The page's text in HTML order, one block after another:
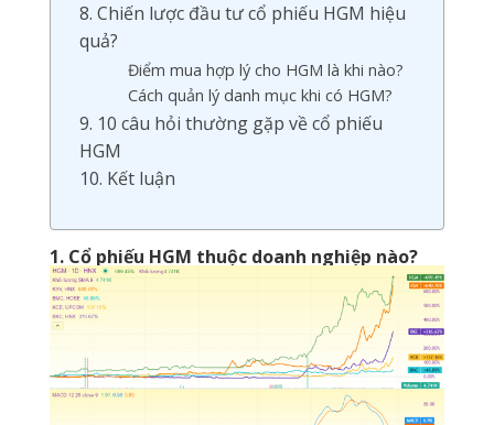
8. Chiến lược đầu tư cổ phiếu HGM hiệu
quả?
Điểm mua hợp lý cho HGM là khi nào?
Cách quản lý danh mục khi có HGM?
9. 10 câu hỏi thường gặp về cổ phiếu
HGM
10. Kết luận
1. Cổ phiếu HGM thuộc doanh nghiệp nào?